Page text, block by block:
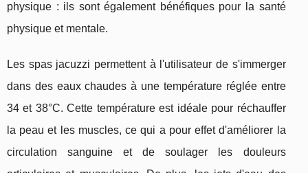
physique : ils sont également bénéfiques pour la santé
physique et mentale.
Les spas jacuzzi permettent à l'utilisateur de s'immerger
dans des eaux chaudes à une température réglée entre
34 et 38°C. Cette température est idéale pour réchauffer
la peau et les muscles, ce qui a pour effet d'améliorer la
circulation sanguine et de soulager les douleurs